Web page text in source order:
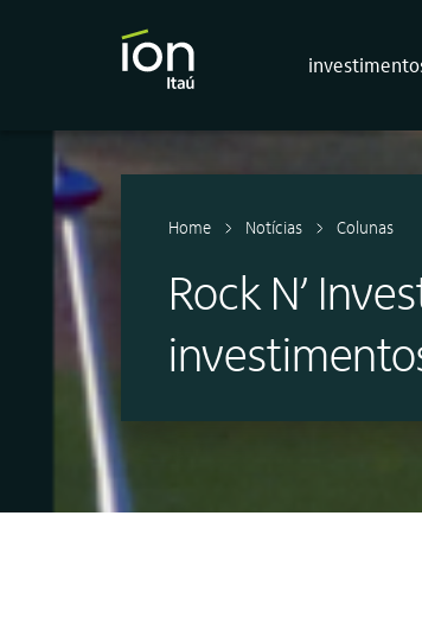
Home Notícias Colunas
Rock N’